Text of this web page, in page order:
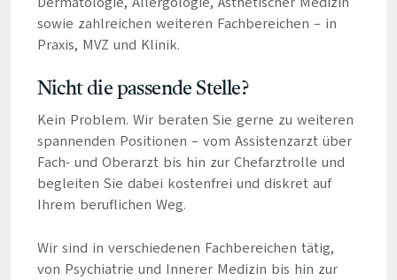
sowie zahlreichen weiteren Fachbereichen – in
Praxis, MVZ und Klinik.
Nicht die passende Stelle?
Kein Problem. Wir beraten Sie gerne zu weiteren
spannenden Positionen – vom Assistenzarzt über
Fach- und Oberarzt bis hin zur Chefarztrolle und
begleiten Sie dabei kostenfrei und diskret auf
Ihrem beruflichen Weg.
Wir sind in verschiedenen Fachbereichen tätig,
von Psychiatrie und Innerer Medizin bis hin zur